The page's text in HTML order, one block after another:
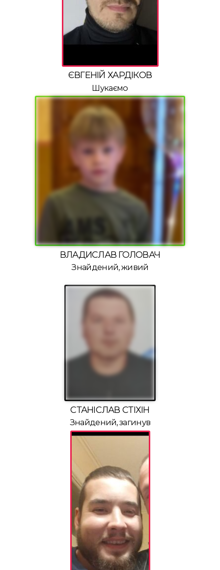
ЄВГЕНІЙ ХАРДІКОВ
Шукаємо
ВЛАДИСЛАВ ГОЛОВАЧ
Знайдений, живий
СТАНІСЛАВ СТІХІН
Знайдений, загинув